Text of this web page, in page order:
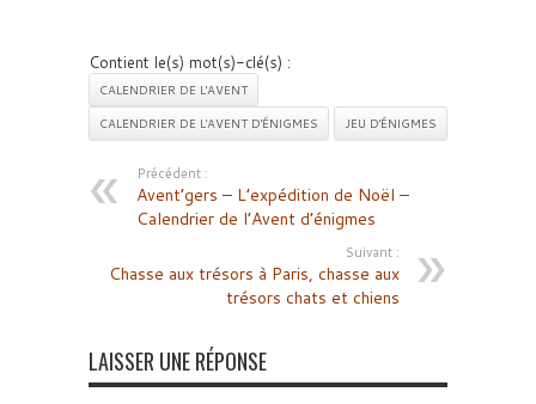
Contient le(s) mot(s)-clé(s) :
CALENDRIER DE L'AVENT
CALENDRIER DE L'AVENT D'ÉNIGMES
JEU D'ÉNIGMES
Précédent :
Avent’gers – L’expédition de Noël –
Calendrier de l’Avent d’énigmes
Suivant :
Chasse aux trésors à Paris, chasse aux
trésors chats et chiens
LAISSER UNE RÉPONSE